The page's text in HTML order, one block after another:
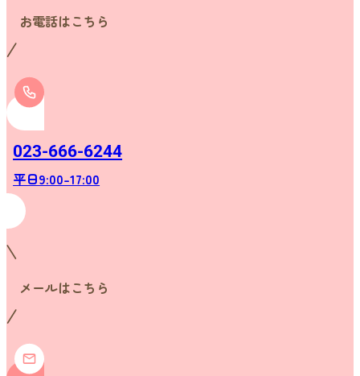
お電話はこちら
023-666-6244
平日9:00-17:00
メールはこちら